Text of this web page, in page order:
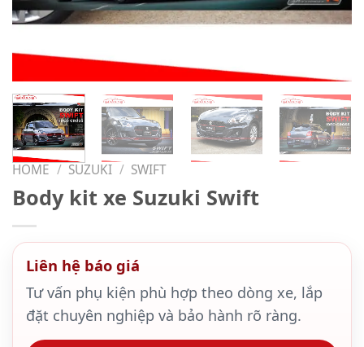
HOME / SUZUKI / SWIFT
Body kit xe Suzuki Swift
Liên hệ báo giá
Tư vấn phụ kiện phù hợp theo dòng xe, lắp
đặt chuyên nghiệp và bảo hành rõ ràng.